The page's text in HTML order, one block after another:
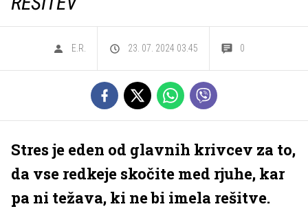
E.R. 23. 07. 2024 03.45 0
Stres je eden od glavnih krivcev za to,
da vse redkeje skočite med rjuhe, kar
pa ni težava, ki ne bi imela rešitve.